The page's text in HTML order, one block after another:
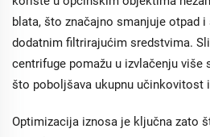
blata, što značajno smanjuje otpad i
dodatnim filtrirajućim sredstvima.
centrifuge pomažu u izvlačenju više
što poboljšava ukupnu učinkovitost
Optimizacija iznosa je ključna zato